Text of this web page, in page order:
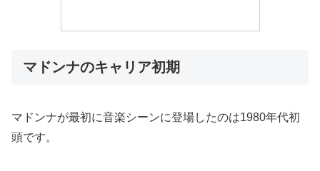
マドンナのキャリア初期
マドンナが最初に音楽シーンに登場したのは1980年代初
頭です。